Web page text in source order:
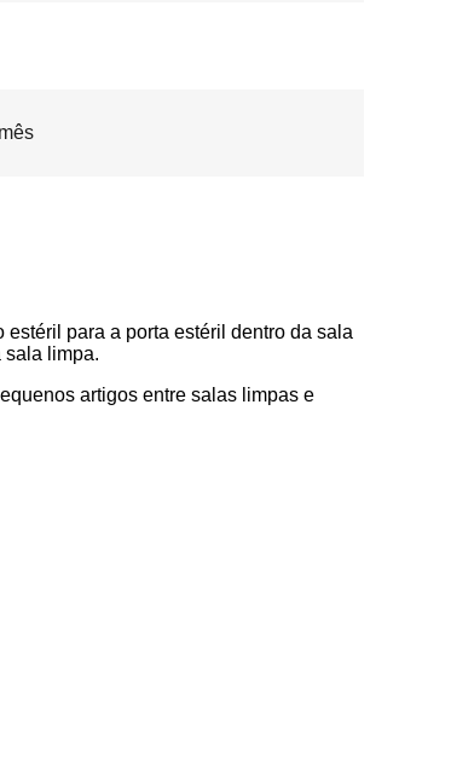
para a porta estéril dentro da sala
sala limpa.
artigos entre salas limpas e